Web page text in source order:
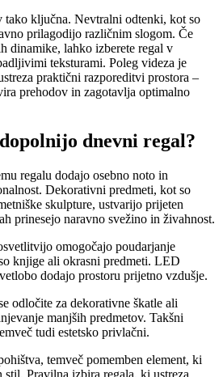
tako ključna. Nevtralni odtenki, kot so
prilagodijo različnim slogom. Če
dinamike, lahko izberete regal v
teksturami. Poleg videza je
praktični razporeditvi prostora –
prehodov in zagotavlja optimalno
dnevni regal?
regalu dodajo osebno noto in
Dekorativni predmeti, kot so
skulpture, ustvarijo prijeten
prinesejo naravno svežino in živahnost.
omogočajo poudarjanje
knjige ali okrasni predmeti. LED
dodajo prostoru prijetno vzdušje.
odločite za dekorativne škatle ali
manjših predmetov. Takšni
tudi estetsko privlačni.
temveč pomemben element, ki